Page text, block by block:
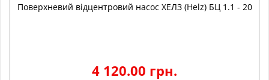
Поверхневий відцентровий насос ХЕЛЗ (Helz) БЦ 1.1 - 20
4 120.00 грн.